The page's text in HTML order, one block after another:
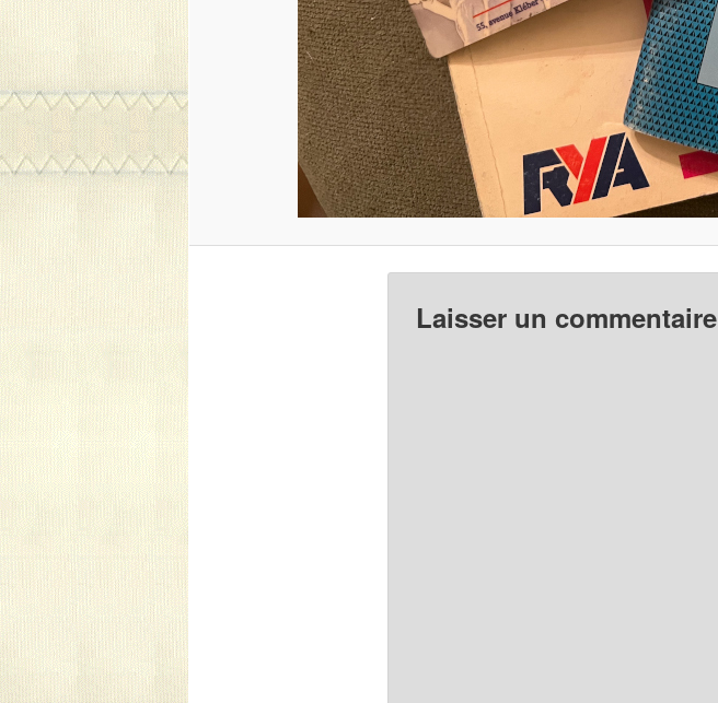
Laisser un commentaire